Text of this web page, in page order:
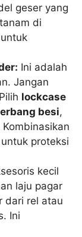
geser yang
di
Ini adalah
Jangan
lockcase
besi,
proteksi
kecil
laju pagar
dari rel atau
Ini